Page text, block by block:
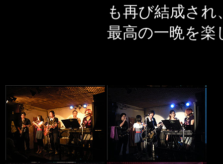
も再び結成さ
最高の一晩を